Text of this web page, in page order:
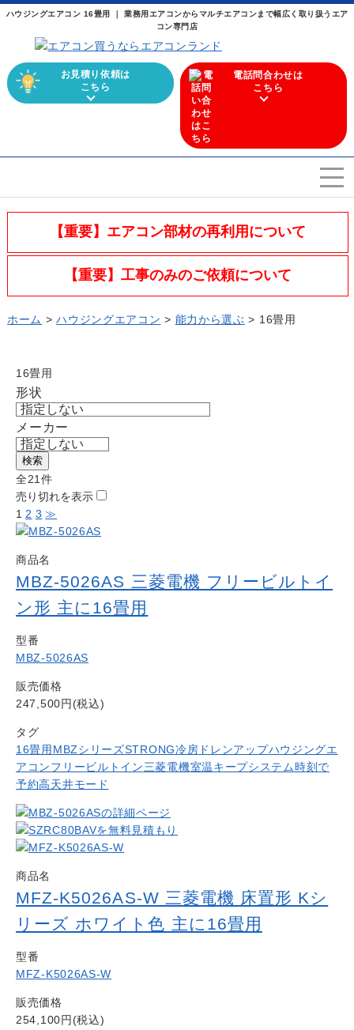
ハウジングエアコン 16畳用 ｜ 業務用エアコンからマルチエアコンまで幅広く取り扱うエア
コン専門店
お見積り依頼は
こちら
電話問合わせは
こちら
エアコンを選ぶ
Airconditioner search
店舗案内
施工実績
お問い合わせ
Contact us
【重要】エアコン部材の再利用について
【重要】工事のみのご依頼について
ホーム >ハウジングエアコン > 能力から選ぶ > 16畳用
16畳用
形状
メーカー
検索
全21件
売り切れを表示
1 2 3 ≫
商品名
MBZ-5026AS 三菱電機 フリービルトイ
ン形 主に16畳用
型番
MBZ-5026AS
販売価格
247,500円(税込)
タグ
16畳用MBZシリーズSTRONG冷房 ドレンアップハウジングエ
アコンフリービルトイン三菱電機室温キープシステム時刻で
予約高天井モード
商品名
MFZ-K5026AS-W 三菱電機 床置形 Kシ
リーズ ホワイト色 主に16畳用
型番
MFZ-K5026AS-W
販売価格
254,100円(税込)